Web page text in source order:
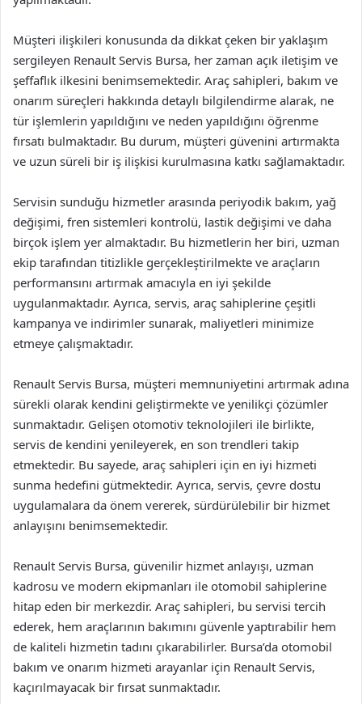
Müşteri ilişkileri konusunda da dikkat çeken bir yaklaşım
sergileyen Renault Servis Bursa, her zaman açık iletişim ve
şeffaflık ilkesini benimsemektedir. Araç sahipleri, bakım ve
onarım süreçleri hakkında detaylı bilgilendirme alarak, ne
tür işlemlerin yapıldığını ve neden yapıldığını öğrenme
fırsatı bulmaktadır. Bu durum, müşteri güvenini artırmakta
ve uzun süreli bir iş ilişkisi kurulmasına katkı sağlamaktadır.
Servisin sunduğu hizmetler arasında periyodik bakım, yağ
değişimi, fren sistemleri kontrolü, lastik değişimi ve daha
birçok işlem yer almaktadır. Bu hizmetlerin her biri, uzman
ekip tarafından titizlikle gerçekleştirilmekte ve araçların
performansını artırmak amacıyla en iyi şekilde
uygulanmaktadır. Ayrıca, servis, araç sahiplerine çeşitli
kampanya ve indirimler sunarak, maliyetleri minimize
etmeye çalışmaktadır.
Renault Servis Bursa, müşteri memnuniyetini artırmak adına
sürekli olarak kendini geliştirmekte ve yenilikçi çözümler
sunmaktadır. Gelişen otomotiv teknolojileri ile birlikte,
servis de kendini yenileyerek, en son trendleri takip
etmektedir. Bu sayede, araç sahipleri için en iyi hizmeti
sunma hedefini gütmektedir. Ayrıca, servis, çevre dostu
uygulamalara da önem vererek, sürdürülebilir bir hizmet
anlayışını benimsemektedir.
Renault Servis Bursa, güvenilir hizmet anlayışı, uzman
kadrosu ve modern ekipmanları ile otomobil sahiplerine
hitap eden bir merkezdir. Araç sahipleri, bu servisi tercih
ederek, hem araçlarının bakımını güvenle yaptırabilir hem
de kaliteli hizmetin tadını çıkarabilirler. Bursa’da otomobil
bakım ve onarım hizmeti arayanlar için Renault Servis,
kaçırılmayacak bir fırsat sunmaktadır.